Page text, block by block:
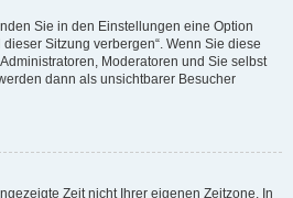
Sie in den Einstellungen eine Option
Sitzung verbergen“. Wenn Sie diese
Moderatoren und Sie selbst
dann als unsichtbarer Besucher
Zeit nicht Ihrer eigenen Zeitzone. In